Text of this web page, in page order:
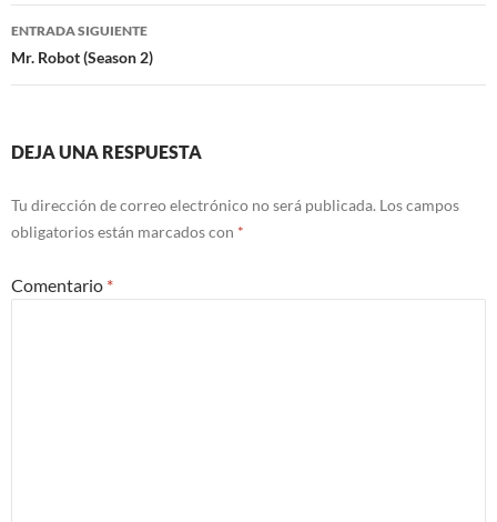
entradas
ENTRADA SIGUIENTE
Mr. Robot (Season 2)
DEJA UNA RESPUESTA
Tu dirección de correo electrónico no será publicada. Los campos
obligatorios están marcados con *
Comentario *